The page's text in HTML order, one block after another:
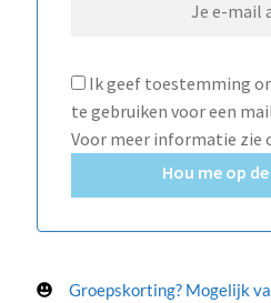
Ik geef toestemming
te gebruiken voor een
Voor meer informatie zie
Hou me op
Groepskorting? Mogelijk